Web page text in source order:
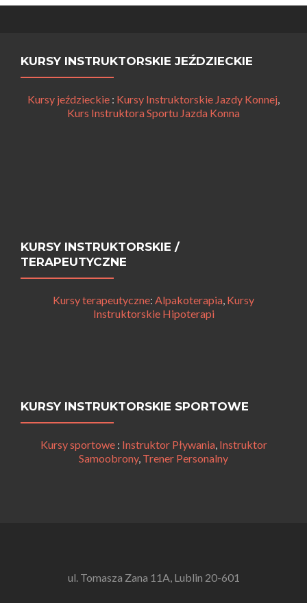
KURSY INSTRUKTORSKIE JEŹDZIECKIE
Kursy jeździeckie : Kursy Instruktorskie Jazdy Konnej,
Kurs Instruktora Sportu Jazda Konna
KURSY INSTRUKTORSKIE /
TERAPEUTYCZNE
Kursy terapeutyczne: Alpakoterapia, Kursy
Instruktorskie Hipoterapi
KURSY INSTRUKTORSKIE SPORTOWE
Kursy sportowe: Instruktor Pływania, Instruktor
Samoobrony, Trener Personalny
ul. Tomasza Zana 11A, Lublin 20-601